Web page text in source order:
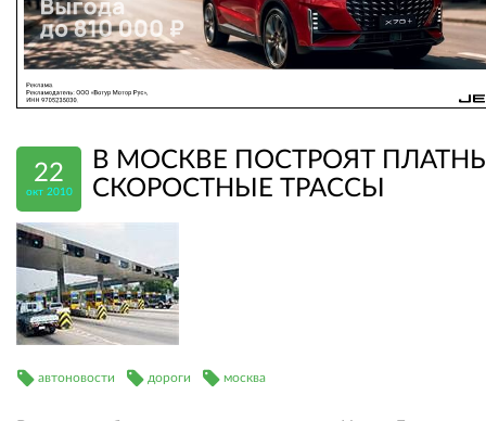
22
окт 2010
В МОСКВЕ ПОСТРОЯТ
СКОРОСТНЫЕ ТРАССЫ
автоновости дороги москва